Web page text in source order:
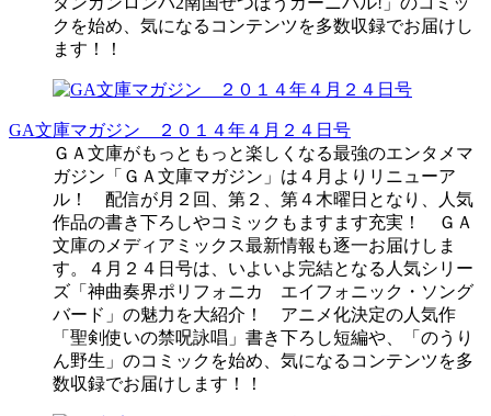
クを始め、気になるコンテンツを多数収録でお届けし
ます！！
GA文庫マガジン ２０１４年４月２４日号
ＧＡ文庫がもっともっと楽しくなる最強のエンタメマ
ガジン「ＧＡ文庫マガジン」は４月よりリニューア
ル！ 配信が月２回、第２、第４木曜日となり、人気
作品の書き下ろしやコミックもますます充実！ ＧＡ
文庫のメディアミックス最新情報も逐一お届けしま
す。４月２４日号は、いよいよ完結となる人気シリー
ズ「神曲奏界ポリフォニカ エイフォニック・ソング
バード」の魅力を大紹介！ アニメ化決定の人気作
「聖剣使いの禁呪詠唱」書き下ろし短編や、「のうり
ん野生」のコミックを始め、気になるコンテンツを多
数収録でお届けします！！